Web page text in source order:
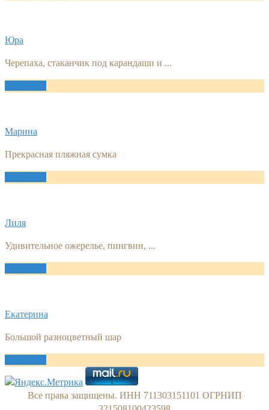
Юра
Черепаха, стаканчик под карандаши и ...
Марина
Прекрасная пляжная сумка
Лиля
Удивительное ожерелье, пингвин, ...
Екатерина
Большой разноцветный шар
Все права защищены. ИНН 711303151101 ОГРНИП